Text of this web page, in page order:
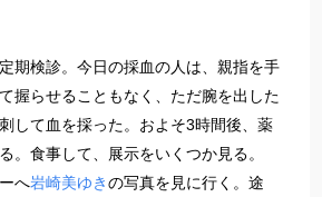
期検診。今日の採血の人は、親指を手
握らせることもなく、ただ腕を出した
して血を採った。およそ3時間後、薬
。食事して、展示をいくつか見る。
へ岩崎美ゆきの写真を見に行く。途